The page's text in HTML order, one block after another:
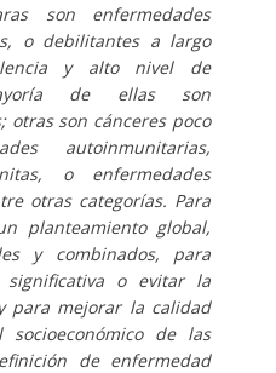
son enfermedades
o debilitantes a largo
y alto nivel de
de ellas son
otras son cánceres poco
autoinmunitarias,
o enfermedades
otras categorías. Para
planteamiento global,
y combinados, para
o evitar la
para mejorar la calidad
de las
de enfermedad